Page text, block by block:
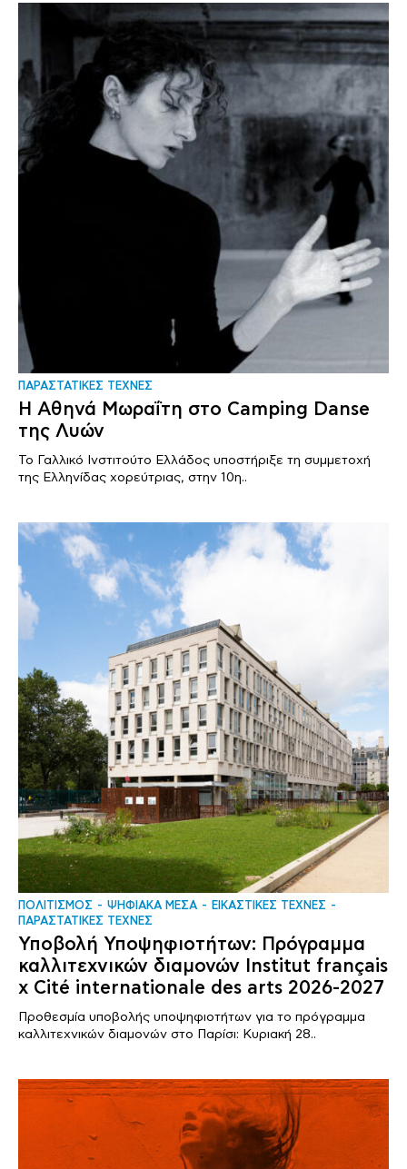
ΠΑΡΑΣΤΑΤΙΚΕΣ ΤΕΧΝΕΣ
Η Αθηνά Μωραΐτη στο Camping Danse
της Λυών
Το Γαλλικό Ινστιτούτο Ελλάδος υποστήριξε τη συμμετοχή
της Ελληνίδας χορεύτριας, στην 10η..
ΠΟΛΙΤΙΣΜΟΣ ΨΗΦΙΑΚΑ ΜΕΣΑ
ΕΙΚΑΣΤΙΚΕΣ ΤΕΧΝΕΣ
ΠΑΡΑΣΤΑΤΙΚΕΣ ΤΕΧΝΕΣ
Υποβολή Υποψηφιοτήτων: Πρόγραμμα
καλλιτεχνικών διαμονών Institut français
x Cité internationale des arts 2026-2027
Προθεσμία υποβολής υποψηφιοτήτων για το πρόγραμμα
καλλιτεχνικών διαμονών στο Παρίσι: Κυριακή 28..